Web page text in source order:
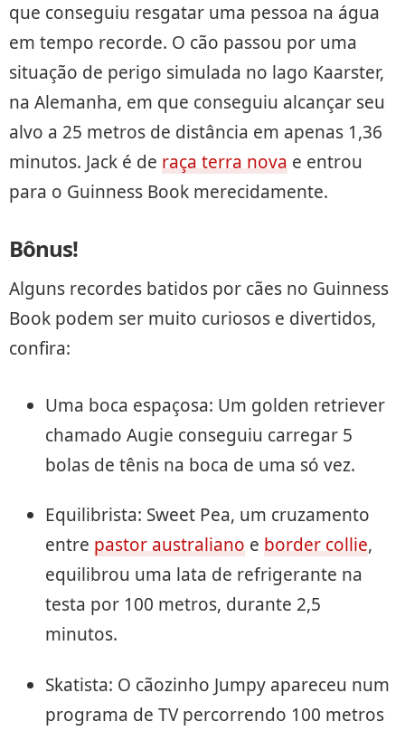
que conseguiu resgatar uma pessoa na água
em tempo recorde. O cão passou por uma
situação de perigo simulada no lago Kaarster,
na Alemanha, em que conseguiu alcançar seu
alvo a 25 metros de distância em apenas 1,36
minutos. Jack é de raça terra nova e entrou
para o Guinness Book merecidamente.
Bônus!
Alguns recordes batidos por cães no Guinness
Book podem ser muito curiosos e divertidos,
confira:
Uma boca espaçosa: Um golden retriever
chamado Augie conseguiu carregar 5
bolas de tênis na boca de uma só vez.
Equilibrista: Sweet Pea, um cruzamento
entre pastor australiano e border collie,
equilibrou uma lata de refrigerante na
testa por 100 metros, durante 2,5
minutos.
Skatista: O cãozinho Jumpy apareceu num
programa de TV percorrendo 100 metros